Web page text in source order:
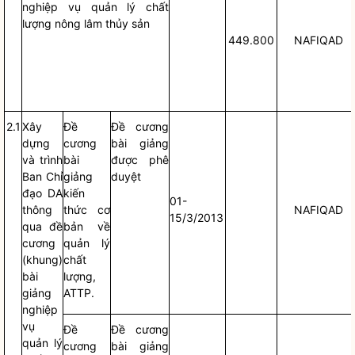
nghiệp vụ quản lý chất
lượng nông lâm thủy sản
449.800
NAFIQAD
2.1 Xây
dựng
và trình
Ban Chỉ
đạo DA
thông
qua đề
cương
(khung)
bài
giảng
nghiệp
vụ
quản lý
Đề
cương
bài
giảng
kiến
thức cơ
bản về
quản lý
chất
lượng,
ATTP.
Đề cương
bài giảng
được phê
duyệt
01-
15/3/2013
NAFIQAD
Đề
cương
Đề cương
bài giảng